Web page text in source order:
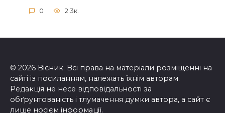
0 2.3к.
© 2026 Вісник. Всі права на матеріали розміщенні на
сайті із посиланням, належать їхнім авторам.
Редакція не несе відповідальності за
обґрунтованість і тлумачення думки автора, а сайт є
лише носієм інформації.